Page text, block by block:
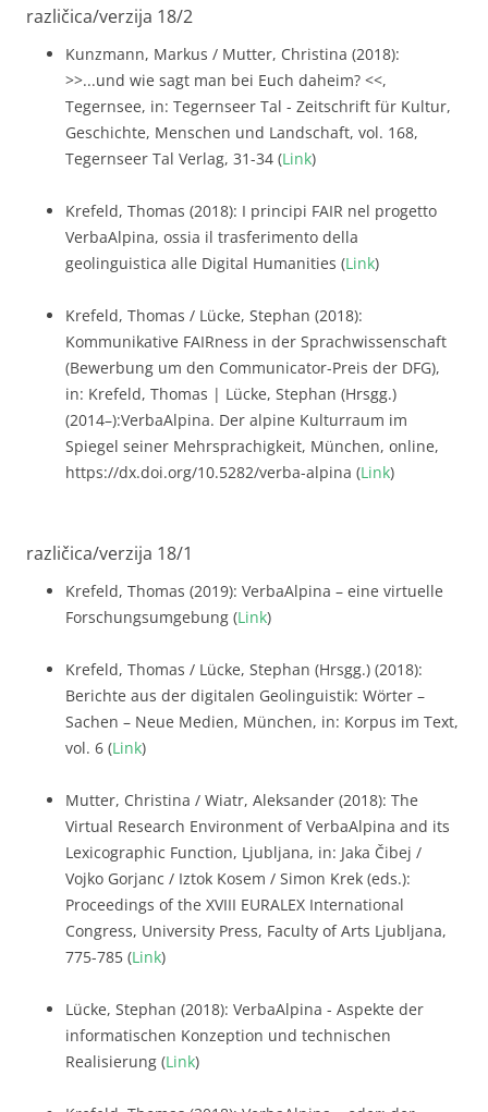
različica/verzija 18/2
Kunzmann, Markus / Mutter, Christina (2018):
>>...und wie sagt man bei Euch daheim? <<,
Tegernsee, in: Tegernseer Tal - Zeitschrift für Kultur,
Geschichte, Menschen und Landschaft, vol. 168,
Tegernseer Tal Verlag, 31-34 (Link)
Krefeld, Thomas (2018): I principi FAIR nel progetto
VerbaAlpina, ossia il trasferimento della
geolinguistica alle Digital Humanities (Link)
Krefeld, Thomas / Lücke, Stephan (2018):
Kommunikative FAIRness in der Sprachwissenschaft
(Bewerbung um den Communicator-Preis der DFG),
in: Krefeld, Thomas | Lücke, Stephan (Hrsgg.)
(2014–):VerbaAlpina. Der alpine Kulturraum im
Spiegel seiner Mehrsprachigkeit, München, online,
https://dx.doi.org/10.5282/verba-alpina (Link)
različica/verzija 18/1
Krefeld, Thomas (2019): VerbaAlpina – eine virtuelle
Forschungsumgebung (Link)
Krefeld, Thomas / Lücke, Stephan (Hrsgg.) (2018):
Berichte aus der digitalen Geolinguistik: Wörter –
Sachen – Neue Medien, München, in: Korpus im Text,
vol. 6 (Link)
Mutter, Christina / Wiatr, Aleksander (2018): The
Virtual Research Environment of VerbaAlpina and its
Lexicographic Function, Ljubljana, in: Jaka Čibej /
Vojko Gorjanc / Iztok Kosem / Simon Krek (eds.):
Proceedings of the XVIII EURALEX International
Congress, University Press, Faculty of Arts Ljubljana,
775-785 (Link)
Lücke, Stephan (2018): VerbaAlpina - Aspekte der
informatischen Konzeption und technischen
Realisierung (Link)